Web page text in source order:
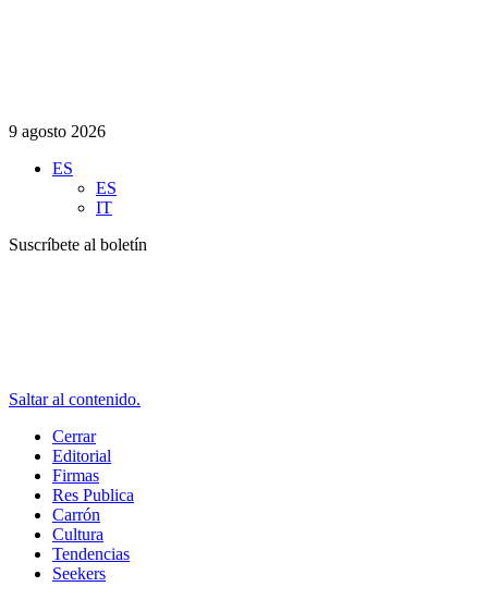
9 agosto 2026
ES
ES
IT
Suscríbete al boletín
Saltar al contenido.
Cerrar
Editorial
Firmas
Res Publica
Carrón
Cultura
Tendencias
Seekers